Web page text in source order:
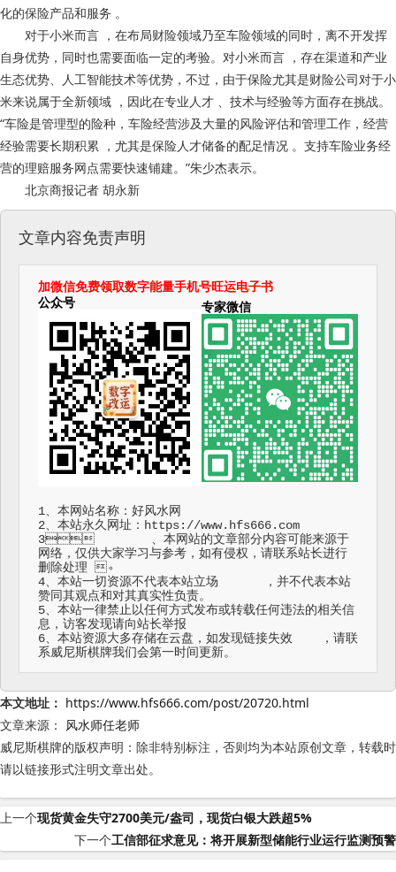
化的保险产品和服务 。
对于小米而言 ，在布局财险领域乃至车险领域的同时，离不开发挥
自身优势，同时也需要面临一定的考验。对小米而言 ，存在渠道和产业
生态优势、人工智能技术等优势，不过，由于保险尤其是财险公司对于小
米来说属于全新领域 ，因此在专业人才 、技术与经验等方面存在挑战。
“车险是管理型的险种，车险经营涉及大量的风险评估和管理工作，经营
经验需要长期积累 ，尤其是保险人才储备的配足情况 。支持车险业务经
营的理赔服务网点需要快速铺建。”朱少杰表示。
北京商报记者 胡永新
文章内容免责声明
加微信免费领取数字能量手机号旺运电子书
公众号
专家微信
1、本网站名称：好风水网
2、本站永久网址：https://www.hfs666.com
3	、本网站的文章部分内容可能来源于
网络，仅供大家学习与参考，如有侵权，请联系站长进行
删除处理	。
4、本站一切资源不代表本站立场	，并不代表本站
赞同其观点和对其真实性负责。
5、本站一律禁止以任何方式发布或转载任何违法的相关信
息，访客发现请向站长举报
6、本站资源大多存储在云盘，如发现链接失效	，请联
系威尼斯棋牌我们会第一时间更新。
本文地址： https://www.hfs666.com/post/20720.html
文章来源： 风水师任老师
威尼斯棋牌的版权声明： 除非特别标注，否则均为本站原创文章，转载时
请以链接形式注明文章出处。
上一个现货黄金失守2700美元/盎司，现货白银大跌超5%
下一个工信部征求意见：将开展新型储能行业运行监测预警